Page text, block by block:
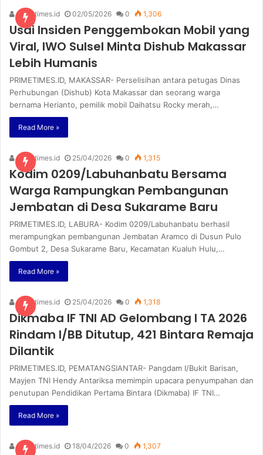
primetimes.id 02/05/2026 0 1,306
Usai Insiden Penggembokan Mobil yang
Viral, IWO Sulsel Minta Dishub Makassar
Lebih Humanis
PRIMETIMES.ID, MAKASSAR- Perselisihan antara petugas Dinas
Perhubungan (Dishub) Kota Makassar dan seorang warga
bernama Herianto, pemilik mobil Daihatsu Rocky merah,…
Read More »
primetimes.id 25/04/2026 0 1,315
Kodim 0209/Labuhanbatu Bersama
Warga Rampungkan Pembangunan
Jembatan di Desa Sukarame Baru
PRIMETIMES.ID, LABURA- Kodim 0209/Labuhanbatu berhasil
merampungkan pembangunan Jembatan Aramco di Dusun Pulo
Gombut 2, Desa Sukarame Baru, Kecamatan Kualuh Hulu,…
Read More »
primetimes.id 25/04/2026 0 1,318
Dikmaba IF TNI AD Gelombang I TA 2026
Rindam I/BB Ditutup, 421 Bintara Remaja
Dilantik
PRIMETIMES.ID, PEMATANGSIANTAR- Pangdam I/Bukit Barisan,
Mayjen TNI Hendy Antariksa memimpin upacara penyumpahan dan
penutupan Pendidikan Pertama Bintara (Dikmaba) IF TNI…
Read More »
primetimes.id 18/04/2026 0 1,307